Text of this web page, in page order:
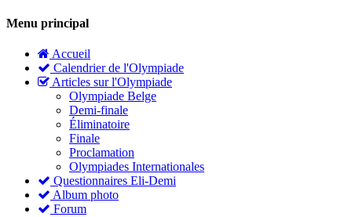
Menu principal
Accueil
Calendrier de l'Olympiade
Articles sur l'Olympiade
Olympiade Belge
Demi-finale
Éliminatoire
Finale
Proclamation
Olympiades Internationales
Questionnaires Eli-Demi
Album photo
Forum